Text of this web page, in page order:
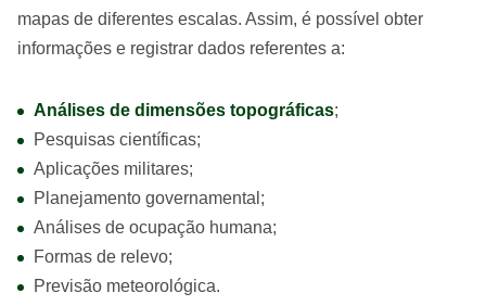
mapas de diferentes escalas. Assim, é possível obter
informações e registrar dados referentes a:
Análises de dimensões topográficas;
Pesquisas científicas;
Aplicações militares;
Planejamento governamental;
Análises de ocupação humana;
Formas de relevo;
Previsão meteorológica.